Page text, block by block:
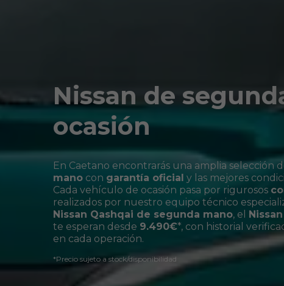
Nissan de
ocasión
En Caetano encontrarás una amplia selección
mano con garantía oficial y las mejores
Cada vehículo de ocasión pasa por rigurosos
realizados por nuestro equipo técnico
Nissan Qashqai de segunda mano, el Nissan
te esperan desde 9.490€*, con historial
en cada operación.
*Precio sujeto a stock/disponibilidad